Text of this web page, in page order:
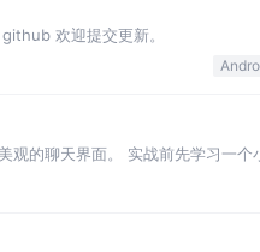
欢迎提交更新。
的聊天界面。 实战前先学习一
些区域不可以。 来看看 N…